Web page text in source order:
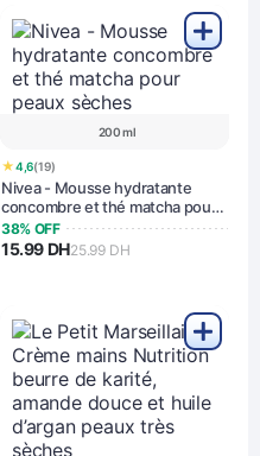
200 ml
★4,6(19)
Nivea - Mousse hydratante
concombre et thé matcha pour
peaux sèches
38% OFF
15.99 DH25.99 DH